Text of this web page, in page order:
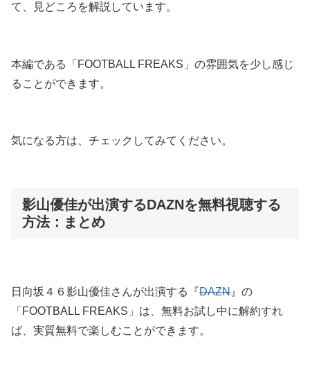
て、見どころを解説しています。
本編である「FOOTBALL FREAKS」の雰囲気を少し感じ
ることができます。
気になる方は、チェックしてみてください。
影山優佳が出演するDAZNを無料視聴する
方法：まとめ
日向坂４６影山優佳さんが出演する『DAZN 』の
「FOOTBALL FREAKS」は、無料お試し中に解約すれ
ば、実質無料で楽しむことができます。